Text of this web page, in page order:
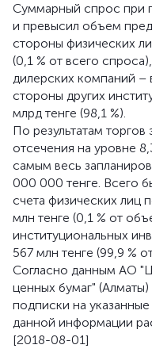
Суммарный спрос при
и превысил объем
стороны физических
(0,1 % от всего
дилерских компаний –
стороны других
млрд тенге (98,1 %).
По результатам
отсечения на уровне
самым весь
000 000 тенге. Всего
счета физических лиц
млн тенге (0,1 % от
институциональных
567 млн тенге (99,9 %
Согласно данным АО
ценных бумаг" (Алматы)
подписки на
данной информации
[2018-08-01]